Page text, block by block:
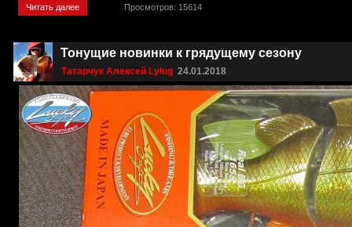
Читать далее Просмотров: 15614
Тонущие новинки к грядущему сезону
Татарчук Алексей Lylug 24.01.2018